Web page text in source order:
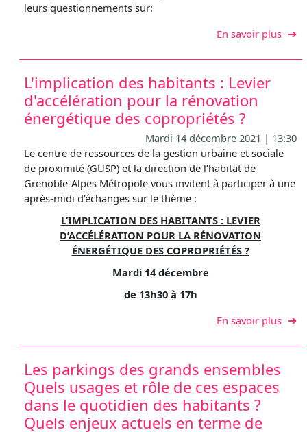
leurs questionnements sur:
En savoir plussur
L'implication des habitants : Levier
d'accélération pour la rénovation
énergétique des copropriétés ?
Mardi 14 décembre 2021 | 13:30
Le centre de ressources de la gestion urbaine et sociale
de proximité (GUSP) et la direction de l’habitat de
Grenoble-Alpes Métropole vous invitent à participer à une
après-midi d’échanges sur le thème :
L’IMPLICATION DES HABITANTS : LEVIER
D’ACCÉLÉRATION POUR LA RÉNOVATION
ÉNERGÉTIQUE DES COPROPRIÉTÉS ?
Mardi 14 décembre
de 13h30 à 17h
En savoir plussur
Les parkings des grands ensembles
Quels usages et rôle de ces espaces
dans le quotidien des habitants ?
Quels enjeux actuels en terme de